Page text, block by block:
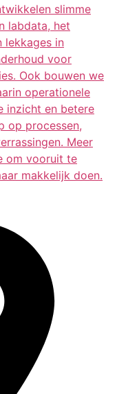
slimme
labdata, het
lekkages in
voor
Ook bouwen we
operationele
inzicht en betere
op processen,
Meer
om vooruit te
makkelijk doen.